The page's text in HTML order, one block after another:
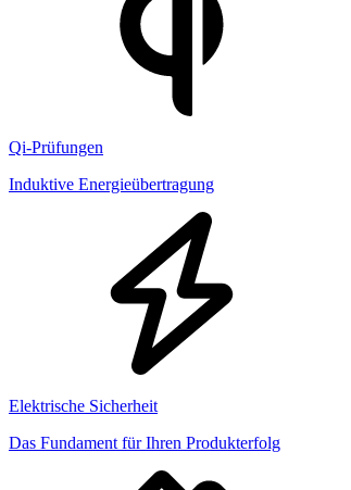
Qi-Prüfungen
Induktive Energieübertragung
Elektrische Sicherheit
Das Fundament für Ihren Produkterfolg